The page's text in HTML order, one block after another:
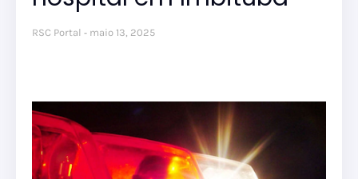
RSC Portal maio 13, 2025